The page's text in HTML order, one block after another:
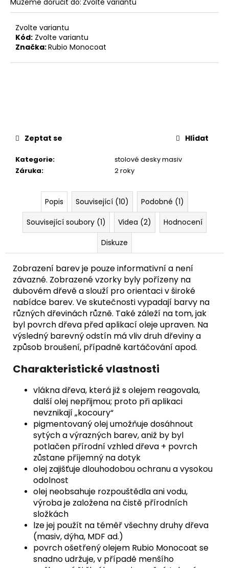
Zvolte variantu
Kód: Zvolte variantu
Značka:Rubio Monocoat
Kategorie:
stolové desky masiv
Záruka: 2 roky
Zeptat se Hlídat
Popis Související (10)
Podobné (1)
Související soubory (1)
Videa (2)
Hodnocení
Diskuze
Zobrazení barev je pouze informativní a není
závazné. Zobrazené vzorky byly pořízeny na
dubovém dřevě a slouží pro orientaci v široké
nabídce barev. Ve skutečnosti vypadají barvy na
různých dřevinách různě. Také záleží na tom, jak
byl povrch dřeva před aplikací oleje upraven. Na
výsledný barevný odstín má vliv druh dřeviny a
způsob broušení, případně kartáčování apod.
Charakteristické vlastnosti
vlákna dřeva, která již s olejem reagovala,
další olej nepřijmou; proto při aplikaci
nevznikají „kocoury“
pigmentovaný olej umožňuje dosáhnout
sytých a výrazných barev, aniž by byl
potlačen přírodní vzhled dřeva + povrch
zůstane příjemný na dotyk
olej zajišťuje dlouhodobou ochranu a vysokou
odolnost
olej neobsahuje rozpouštědla ani vodu,
výroba je založena na čistě přírodních
složkách
lze jej použít na téměř všechny druhy dřeva
(masiv, dýha, MDF ad.)
povrch ošetřený olejem Rubio Monocoat se
snadno udržuje, v případě menšího
PŘÍRODNÍ
4
320
Kč